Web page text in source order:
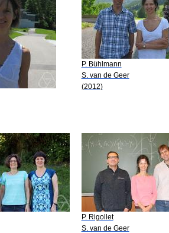
P. Bühlmann
S. van de Geer
(2012)
P. Rigollet
S. van de Geer